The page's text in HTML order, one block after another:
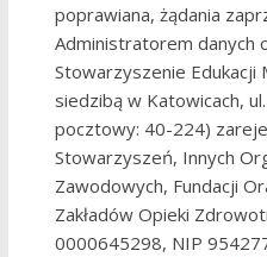
poprawiana, żądania
Administratorem danych
Stowarzyszenie Edukacji
siedzibą w Katowicach,
pocztowy: 40-224)
Stowarzyszeń, Innych
Zawodowych, Fundacji
Zakładów Opieki
0000645298, NIP